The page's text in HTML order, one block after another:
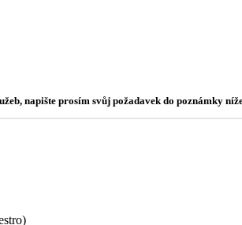
napište prosím svůj požadavek do poznámky